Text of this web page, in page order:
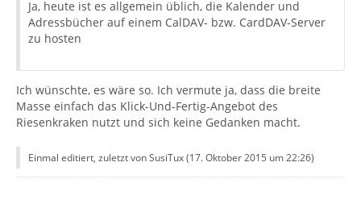
Ja, heute ist es allgemein üblich, die Kalender und
Adressbücher auf einem CalDAV- bzw. CardDAV-Server
zu hosten
Ich wünschte, es wäre so. Ich vermute ja, dass die breite
Masse einfach das Klick-Und-Fertig-Angebot des
Riesenkraken nutzt und sich keine Gedanken macht.
Einmal editiert, zuletzt von SusiTux (17. Oktober 2015 um 22:26)